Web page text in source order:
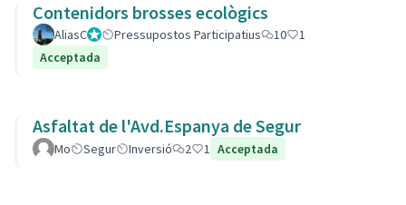
Contenidors brosses ecològics
AliasCGestorPressupostos Participatius 10
1
Acceptada
Asfaltat de l'Avd.Espanya de Segur
Mo Segur Inversió 2 1 Acceptada